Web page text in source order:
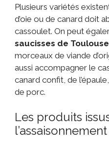
Plusieurs variétés
d’oie ou de canard doit
cassoulet. On peut
saucisses de
morceaux de viande
aussi accompagner le
canard confit, de
de porc.
Les produits
l’assaisonnement